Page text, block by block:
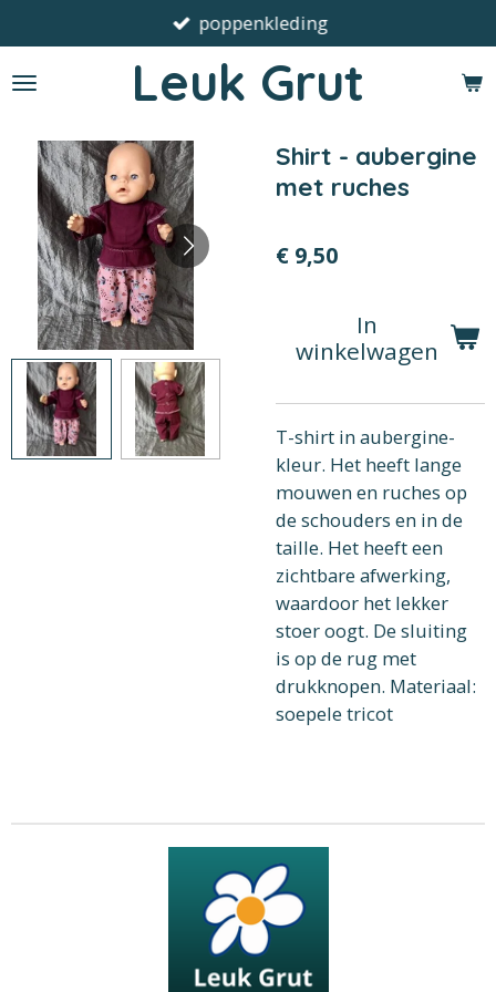
direct
naar
Leuk Grut
poppenkleding
Shirt - aubergine
met ruches
€ 9,50
In
winkelwagen
T-shirt in aubergine-
kleur. Het heeft lange
mouwen en ruches op
de schouders en in de
taille. Het heeft een
zichtbare afwerking,
waardoor het lekker
stoer oogt. De sluiting
is op de rug met
drukknopen. Materiaal:
soepele tricot